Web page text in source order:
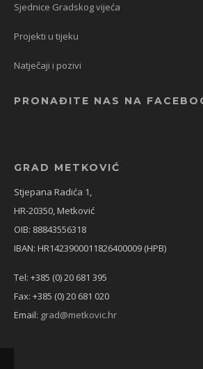
Sjednice Gradskog vijeća
Projekti u tijeku
Natječaji i pozivi
PRONAĐITE NAS NA
GRAD METKOVIĆ
Stjepana Radića 1,
HR-20350, Metković
OIB: 88843556318
IBAN: HR1423900011826400009 (HPB)
Tel: +385 (0) 20 681 395
Fax: +385 (0) 20 681 020
Email: grad@metkovic.hr